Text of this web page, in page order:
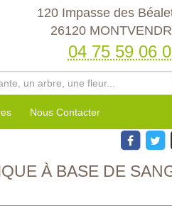
120 Impasse des
26120
04 75 59 06
Nous Contacter
À BASE DE